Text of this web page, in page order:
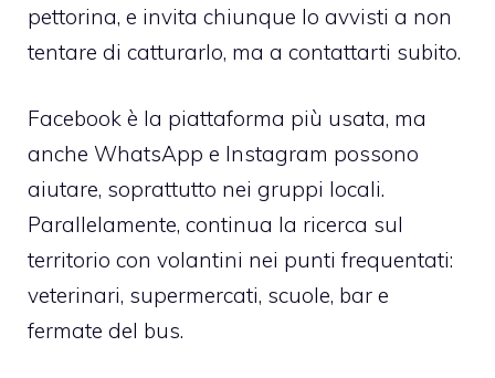
pettorina, e invita chiunque lo avvisti a non
tentare di catturarlo, ma a contattarti subito.
Facebook è la piattaforma più usata, ma
anche WhatsApp e Instagram possono
aiutare, soprattutto nei gruppi locali.
Parallelamente, continua la ricerca sul
territorio con volantini nei punti frequentati:
veterinari, supermercati, scuole, bar e
fermate del bus.